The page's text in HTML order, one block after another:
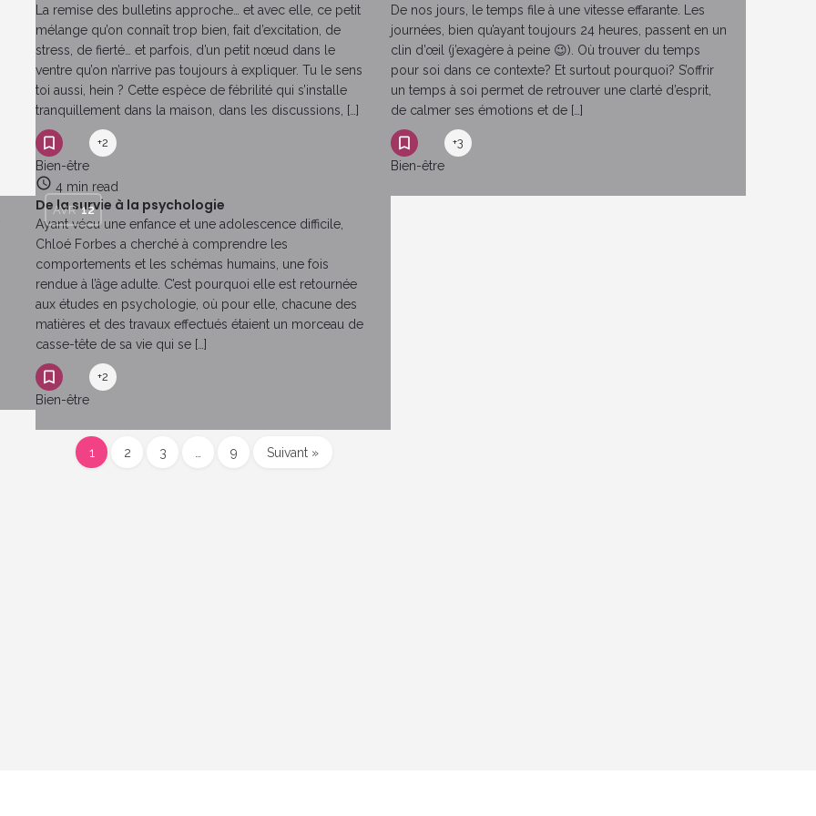
La remise des bulletins approche… et avec elle, ce petit
mélange qu’on connaît trop bien, fait d’excitation, de
stress, de fierté… et parfois, d’un petit nœud dans le
ventre qu’on n’arrive pas toujours à expliquer. Tu le sens
toi aussi, hein ? Cette espèce de fébrilité qui s’installe
tranquillement dans la maison, dans les discussions, […]
Bien-être
+2
De nos jours, le temps file à une vitesse effarante. Les
journées, bien qu’ayant toujours 24 heures, passent en un
clin d’œil (j’exagère à peine 😉). Où trouver du temps
pour soi dans ce contexte? Et surtout pourquoi? S’offrir
un temps à soi permet de retrouver une clarté d’esprit,
de calmer ses émotions et de […]
Bien-être
+3
AVR 12
4 min read
De la survie à la psychologie
Ayant vécu une enfance et une adolescence difficile,
Chloé Forbes a cherché à comprendre les
comportements et les schémas humains, une fois
rendue à l’âge adulte. C’est pourquoi elle est retournée
aux études en psychologie, où pour elle, chacune des
matières et des travaux effectués étaient un morceau de
casse-tête de sa vie qui se […]
Bien-être
+2
1 2 3 9 Suivant »